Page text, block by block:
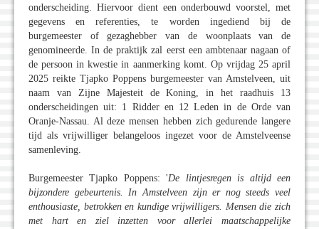
onderscheiding. Hiervoor dient een onderbouwd voorstel, met
gegevens en referenties, te worden ingediend bij de
burgemeester of gezaghebber van de woonplaats van de
genomineerde. In de praktijk zal eerst een ambtenaar nagaan of
de persoon in kwestie in aanmerking komt. Op vrijdag 25 april
2025 reikte Tjapko Poppens burgemeester van Amstelveen, uit
naam van Zijne Majesteit de Koning, in het raadhuis 13
onderscheidingen uit: 1 Ridder en 12 Leden in de Orde van
Oranje-Nassau. Al deze mensen hebben zich gedurende langere
tijd als vrijwilliger belangeloos ingezet voor de Amstelveense
samenleving.
Burgemeester Tjapko Poppens: 'De lintjesregen is altijd een
bijzondere gebeurtenis. In Amstelveen zijn er nog steeds veel
enthousiaste, betrokken en kundige vrijwilligers. Mensen die zich
met hart en ziel inzetten voor allerlei maatschappelijke